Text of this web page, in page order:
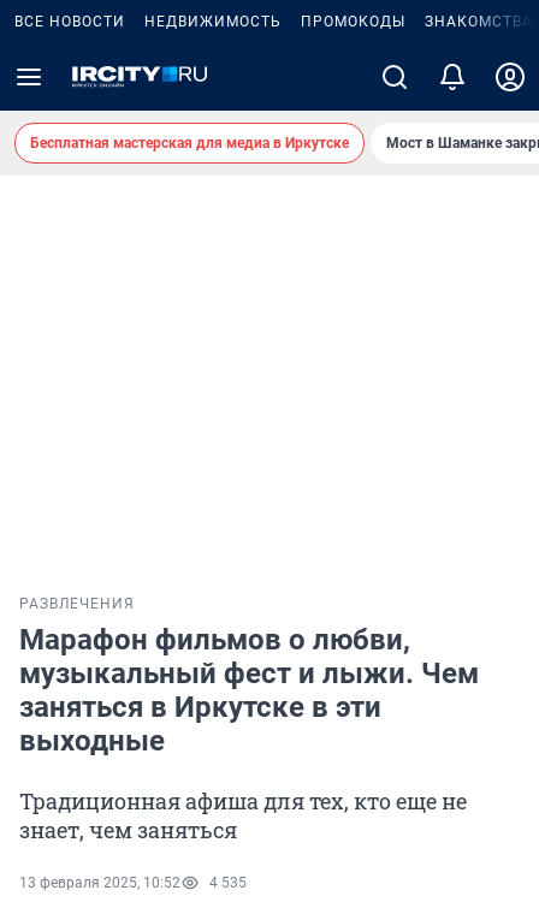
ВСЕ НОВОСТИ НЕДВИЖИМОСТЬ ПРОМОКОДЫ ЗНАКОМСТВА
Бесплатная мастерская для медиа в Иркутске Мост в Шаманке
РАЗВЛЕЧЕНИЯ
Марафон фильмов о любви,
музыкальный фест и лыжи. Чем
заняться в Иркутске в эти
выходные
Традиционная афиша для тех, кто еще не
знает, чем заняться
13 февраля 2025, 10:52 4 535